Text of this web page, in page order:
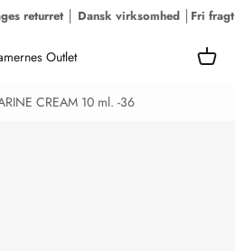
returret │ Dansk virksomhed │ Fri
Outlet Kurv
CREAM 10 ml. -36